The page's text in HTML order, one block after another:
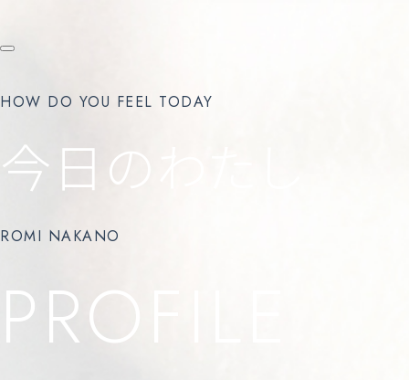
HOW DO YOU FEEL TODAY
今日のわたし
ROMI NAKANO
PROFILE